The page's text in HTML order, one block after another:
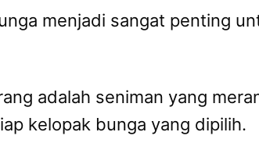
menjadi sangat penting
adalah seniman yang
kelopak bunga yang dipilih.